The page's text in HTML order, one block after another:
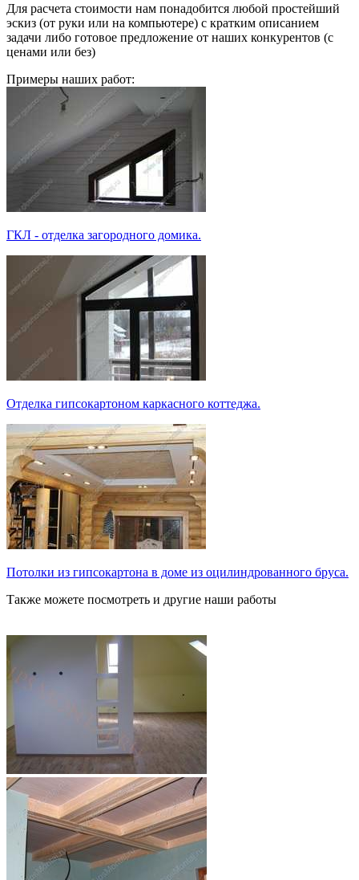
Для расчета стоимости нам понадобится любой простейший
эскиз (от руки или на компьютере) с кратким описанием
задачи либо готовое предложение от наших конкурентов (с
ценами или без)
Примеры наших работ:
ГКЛ - отделка загородного домика.
Отделка гипсокартоном каркасного коттеджа.
Потолки из гипсокартона в доме из оцилиндрованного бруса.
Также можете посмотреть и другие наши работы